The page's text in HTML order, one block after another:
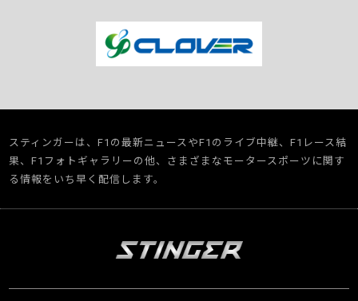
スティンガーは、F1の最新ニュースやF1のライブ中継、F1レース結
果、F1フォトギャラリーの他、さまざまなモータースポーツに関す
る情報をいち早く配信します。